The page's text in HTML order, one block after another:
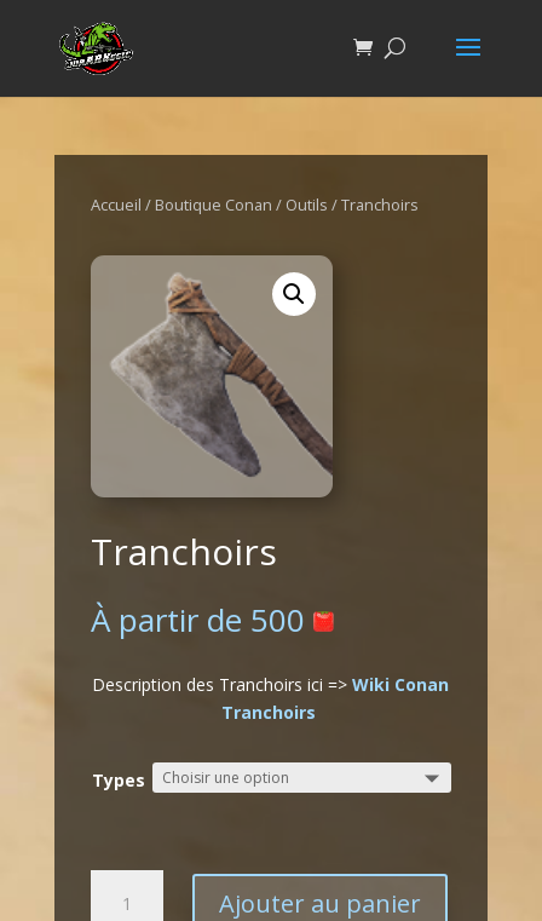
Accueil / Boutique Conan / Outils / Tranchoirs
Tranchoirs
À partir de 500
Description des Tranchoirs ici =>Wiki Conan
Tranchoirs
Types
Ajouter au panier